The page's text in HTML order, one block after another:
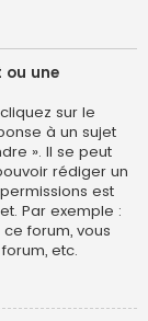
ou une
sur le
à un sujet
». Il se peut
rédiger un
est
Par exemple :
forum, vous
etc.